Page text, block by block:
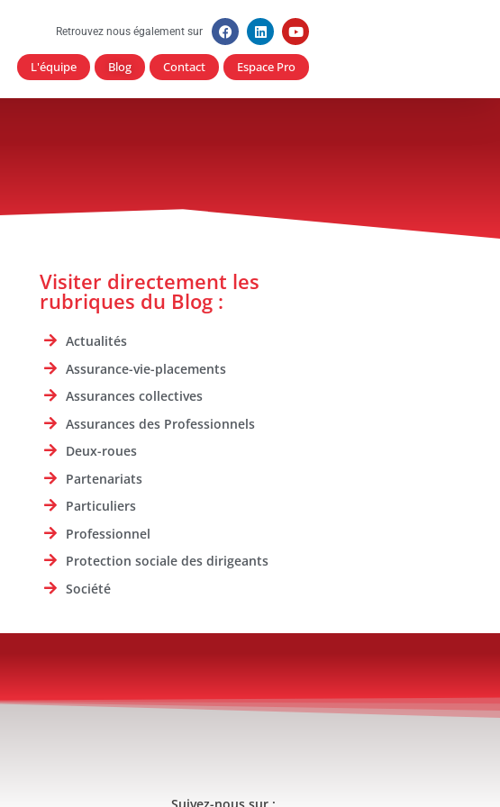
Retrouvez nous également sur
L'équipe Blog Contact Espace Pro
Visiter directement les
rubriques du Blog :
Actualités
Assurance-vie-placements
Assurances collectives
Assurances des Professionnels
Deux-roues
Partenariats
Particuliers
Professionnel
Protection sociale des dirigeants
Société
Suivez-nous sur :